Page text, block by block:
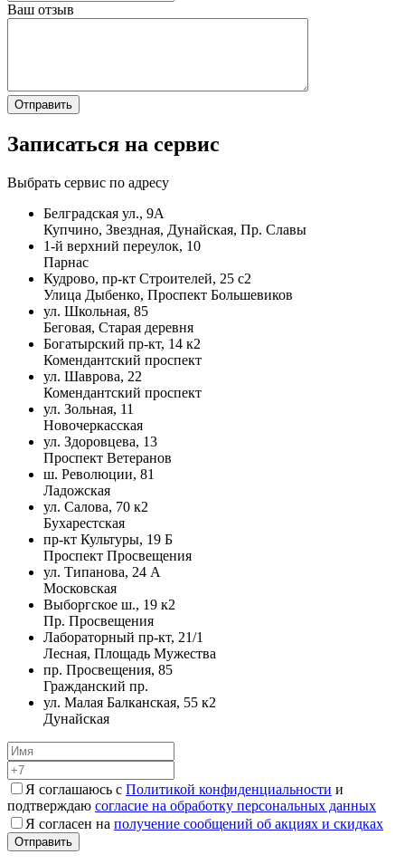
Ваш отзыв
Записаться на сервис
Выбрать сервис по адресу
Белградская ул., 9А
Купчино, Звездная, Дунайская, Пр. Славы
1-й верхний переулок, 10
Парнас
Кудрово, пр-кт Строителей, 25 с2
Улица Дыбенко, Проспект Большевиков
ул. Школьная, 85
Беговая, Старая деревня
Богатырский пр-кт, 14 к2
Комендантский проспект
ул. Шаврова, 22
Комендантский проспект
ул. Зольная, 11
Новочеркасская
ул. Здоровцева, 13
Проспект Ветеранов
ш. Революции, 81
Ладожская
ул. Салова, 70 к2
Бухарестская
пр-кт Культуры, 19 Б
Проспект Просвещения
ул. Типанова, 24 А
Московская
Выборгское ш., 19 к2
Пр. Просвещения
Лабораторный пр-кт, 21/1
Лесная, Площадь Мужества
пр. Просвещения, 85
Гражданский пр.
ул. Малая Балканская, 55 к2
Дунайская
Я соглашаюсь с Политикой конфиденциальности и
подтверждаю согласие на обработку персональных данных
Я согласен на получение сообщений об акциях и скидках